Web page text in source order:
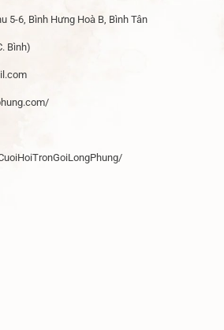
5-6, Bình Hưng Hoà B, Bình Tân
Bình)